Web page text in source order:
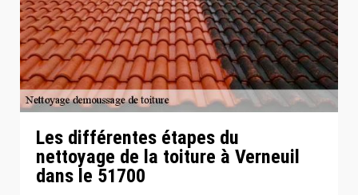
Les différentes étapes du
nettoyage de la toiture à Verneuil
dans le 51700